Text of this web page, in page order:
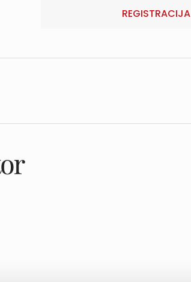
REGISTRACIJA